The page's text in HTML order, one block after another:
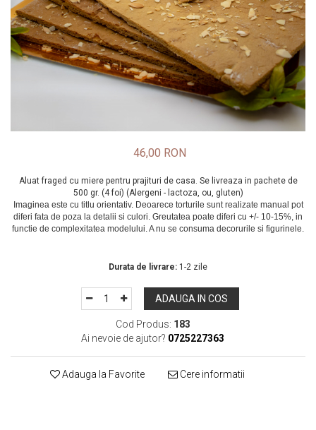
46,00 RON
Aluat fraged cu miere pentru prajituri de casa. Se livreaza in pachete de
500 gr. (4 foi) (Alergeni - lactoza, ou, gluten)
Durata de livrare: 1-2 zile
ADAUGA IN COS
Cod Produs: 183
Ai nevoie de ajutor? 0725227363
Adauga la Favorite Cere informatii